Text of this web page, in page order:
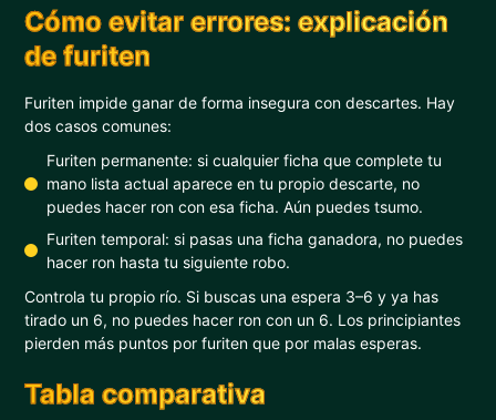
Cómo evitar errores: explicación
de furiten
Furiten impide ganar de forma insegura con descartes. Hay
dos casos comunes:
Furiten permanente: si cualquier ficha que complete tu
mano lista actual aparece en tu propio descarte, no
puedes hacer ron con esa ficha. Aún puedes tsumo.
Furiten temporal: si pasas una ficha ganadora, no puedes
hacer ron hasta tu siguiente robo.
Controla tu propio río. Si buscas una espera 3–6 y ya has
tirado un 6, no puedes hacer ron con un 6. Los principiantes
pierden más puntos por furiten que por malas esperas.
Tabla comparativa